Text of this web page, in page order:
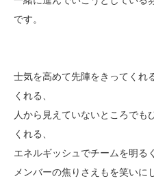
です。
士気を高めて先陣をきってくれ
くれる、
人から見えていないところでも
くれる、
エネルギッシュでチームを明る
メンバーの焦りさえもを笑いに